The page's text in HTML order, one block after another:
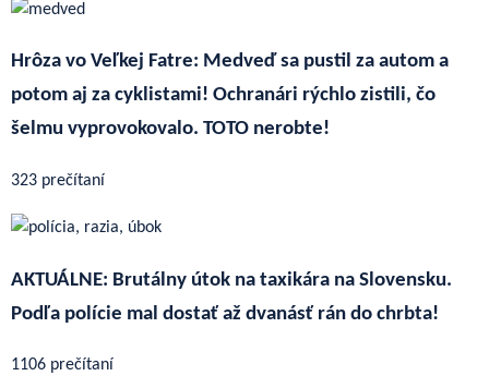
Hrôza vo Veľkej Fatre: Medveď sa pustil za autom a
potom aj za cyklistami! Ochranári rýchlo zistili, čo
šelmu vyprovokovalo. TOTO nerobte!
323 prečítaní
AKTUÁLNE: Brutálny útok na taxikára na Slovensku.
Podľa polície mal dostať až dvanásť rán do chrbta!
1106 prečítaní